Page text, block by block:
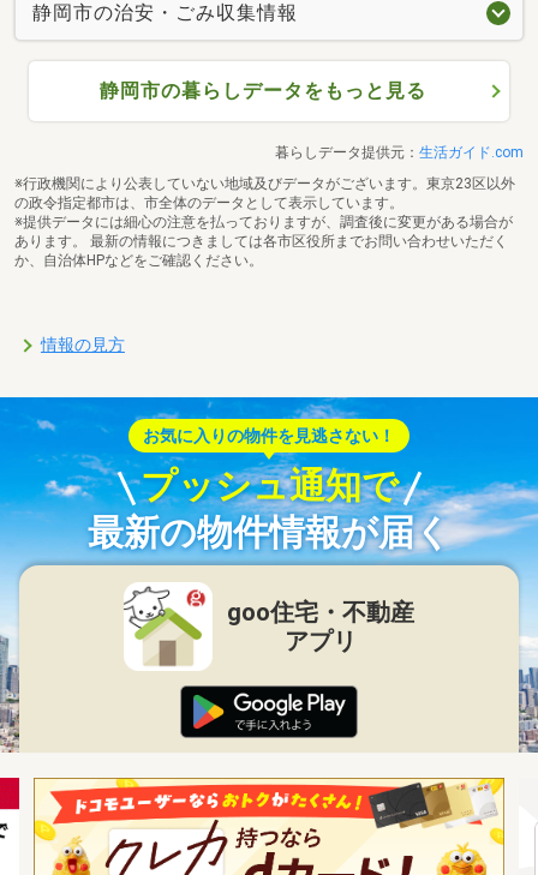
静岡市の治安・ごみ収集情報
静岡市の暮らしデータをもっと見る
暮らしデータ提供元： 生活ガイド.com
※行政機関により公表していない地域及びデータがございます。東京23区以外
の政令指定都市は、市全体のデータとして表示しています。
※提供データには細心の注意を払っておりますが、調査後に変更がある場合が
あります。 最新の情報につきましては各市区役所までお問い合わせいただく
か、自治体HPなどをご確認ください。
情報の見方
お気に入りの物件を見逃さない！
プッシュ通知で
最新の物件情報が届く
goo住宅・不動産
アプリ